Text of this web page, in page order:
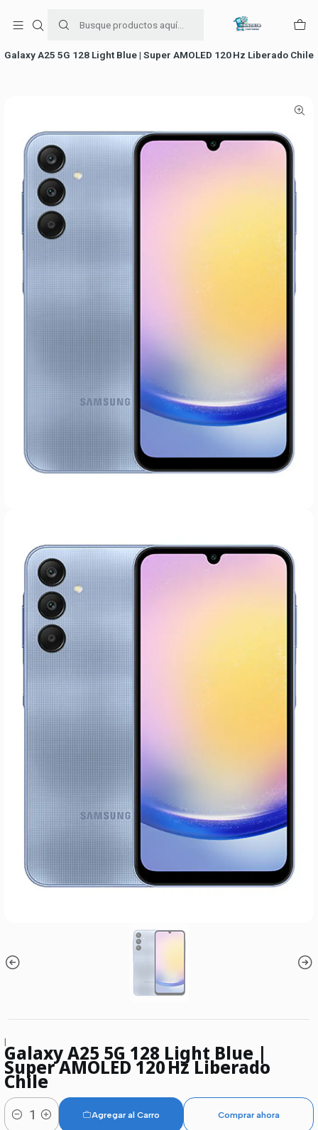
+56954787534
Galaxy A25 5G 128 Light Blue | Super AMOLED 120 Hz Liberado Chile
|Galaxy A25 5G 128 Light Blue |
Super AMOLED 120 Hz Liberado
Chile
Cantidad
Agregar al Carro Comprar ahora